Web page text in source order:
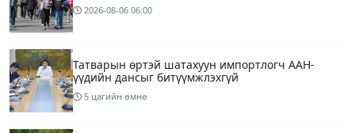
2026-08-06 06:00
Татварын өртэй шатахуун импортлогч ААН-
үүдийн дансыг битүүмжлэхгүй
5 цагийн өмнө